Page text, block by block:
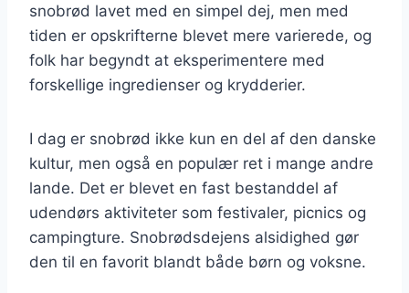
snobrød lavet med en simpel dej, men med
tiden er opskrifterne blevet mere varierede, og
folk har begyndt at eksperimentere med
forskellige ingredienser og krydderier.
I dag er snobrød ikke kun en del af den danske
kultur, men også en populær ret i mange andre
lande. Det er blevet en fast bestanddel af
udendørs aktiviteter som festivaler, picnics og
campingture. Snobrødsdejens alsidighed gør
den til en favorit blandt både børn og voksne.